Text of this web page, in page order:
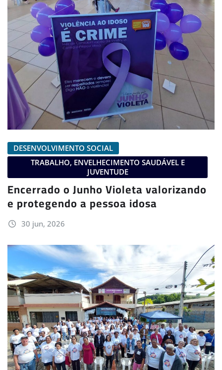
DESENVOLVIMENTO SOCIAL
TRABALHO, ENVELHECIMENTO SAUDÁVEL E
JUVENTUDE
Encerrado o Junho Violeta valorizando
e protegendo a pessoa idosa
30 jun, 2026